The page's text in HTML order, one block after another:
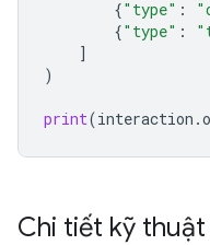
{"type" :
{"type" :
]
)
print(interaction .
Chi tiết kỹ thuật